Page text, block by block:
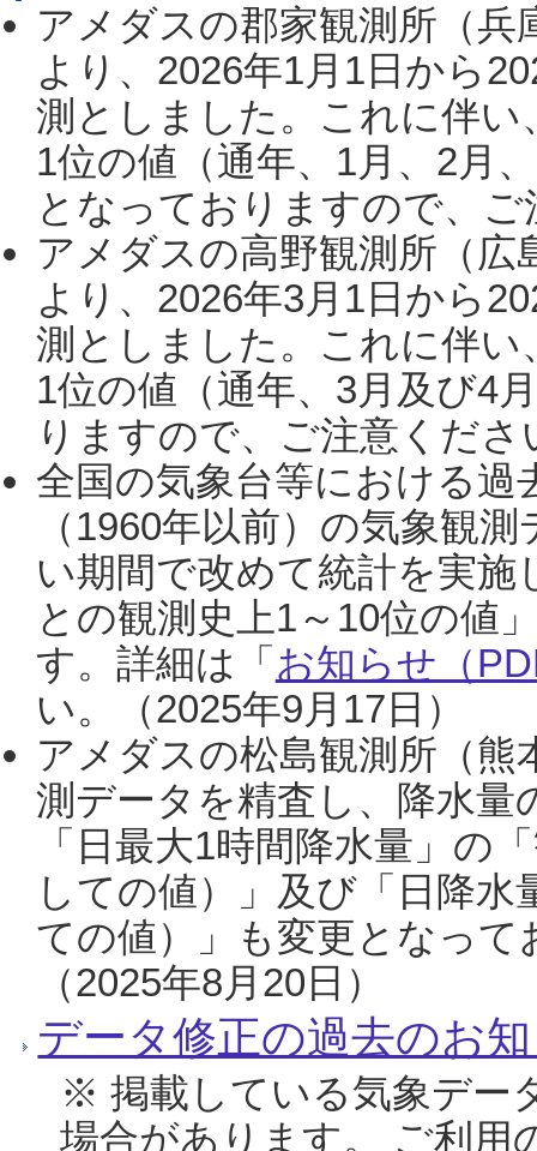
アメダスの郡家観測所（
より、2026年1月1日から
測としました。これに伴い
1位の値（通年、1月、2月
となっておりますので、
アメダスの高野観測所（
より、2026年3月1日から
測としました。これに伴い
1位の値（通年、3月及び4
りますので、ご注意くだ
全国の気象台等における過
（1960年以前）の気象観
い期間で改めて統計を実
との観測史上1～10位の値
す。詳細は「 お知らせ（
い。（2025年9月17日）
アメダスの松島観測所（熊
測データを精査し、降水
「日最大1時間降水量」の
しての値）」及び「日降
ての値）」も変更となっ
（2025年8月20日）
データ修正の過去のお
※ 掲載している気象デー
場合があります。 ご利用